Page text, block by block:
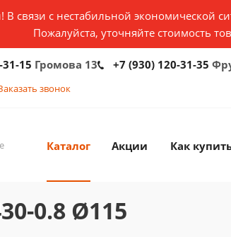
В связи с нестабильной экономической
Пожалуйста, уточняйте стоимость
15 Громова 13 +7 (930) 120-31-35
звонок
Каталог Акции Как
0.8 Ø115